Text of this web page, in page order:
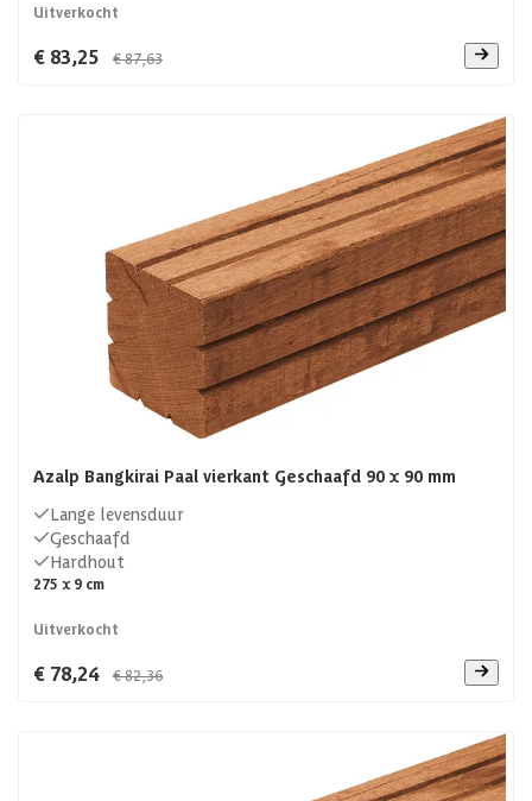
Uitverkocht
€ 83,25 € 87,63
Azalp Bangkirai Paal vierkant Geschaafd 90 x 90 mm
Lange levensduur
Geschaafd
Hardhout
275 x 9 cm
Uitverkocht
€ 78,24 € 82,36